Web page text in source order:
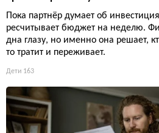
Пока партнёр думает об
ресчитывает бюджет на неделю.
дна глазу, но именно она решает,
то тратит и переживает.
Дети 163